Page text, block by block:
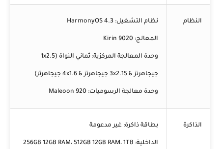
النظام نظام التشغيل:
المعالج:
وحدة المعالجة المركزية: ثماني النواة (1x2.5
جيجاهرتز & 3x2.15 جيجاهرتز & 4x1.6 جيجاهرتز)
وحدة معالجة الرسوميات:
الذاكرة بطاقة ذاكرة: غير مدعومة
الداخلية: 256GB 12GB RAM، 512GB 12GB RAM، 1TB